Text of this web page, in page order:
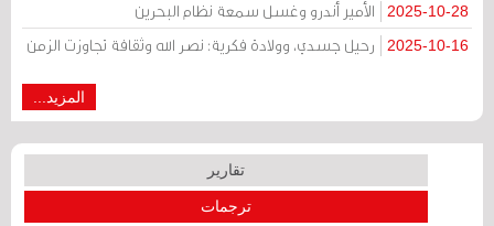
2025-10-28 الأمير أندرو وغسل سمعة نظام البحرين
2025-10-16 رحيل جسدي، وولادة فكرية: نصر الله وثقافة تجاوزت الزمن
المزيد...
تقارير
ترجمات